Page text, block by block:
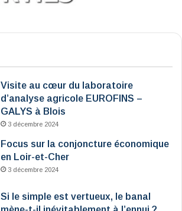
Visite au cœur du laboratoire
d’analyse agricole EUROFINS –
GALYS à Blois
3 décembre 2024
Focus sur la conjoncture économique
en Loir-et-Cher
3 décembre 2024
Si le simple est vertueux, le banal